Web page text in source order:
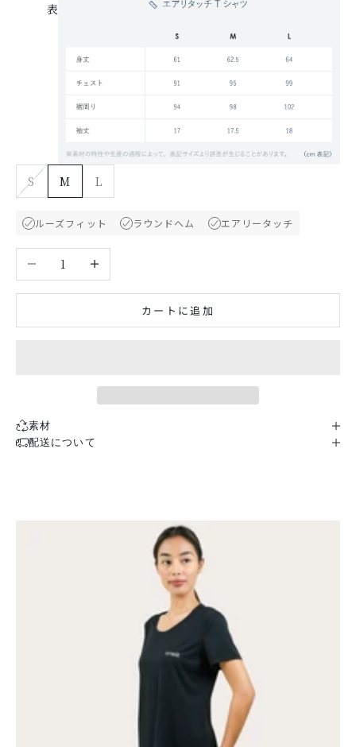
表
S M L
ルーズフィット ラウンドヘム エアリータッチ
数量を減らす 数量を増やす
カートに追加
素材
配送について